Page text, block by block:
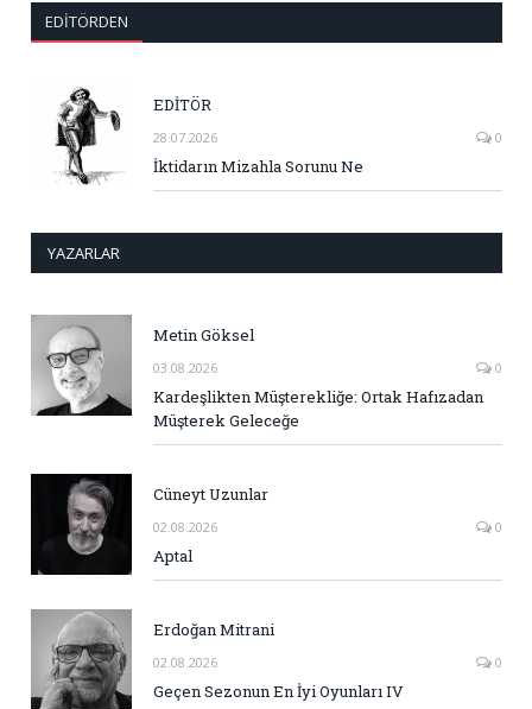
EDITÖRDEN
EDİTÖR
28.07.2026 0
İktidarın Mizahla Sorunu Ne
YAZARLAR
Metin Göksel
03.08.2026 0
Kardeşlikten Müşterekliğe: Ortak Hafızadan
Müşterek Geleceğe
Cüneyt Uzunlar
02.08.2026 0
Aptal
Erdoğan Mitrani
02.08.2026 0
Geçen Sezonun En İyi Oyunları IV